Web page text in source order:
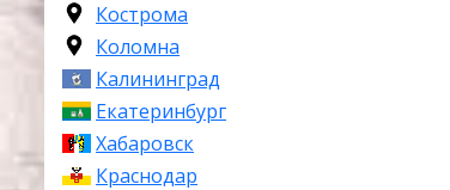
Кострома
Коломна
Калининград
Екатеринбург
Хабаровск
Краснодар